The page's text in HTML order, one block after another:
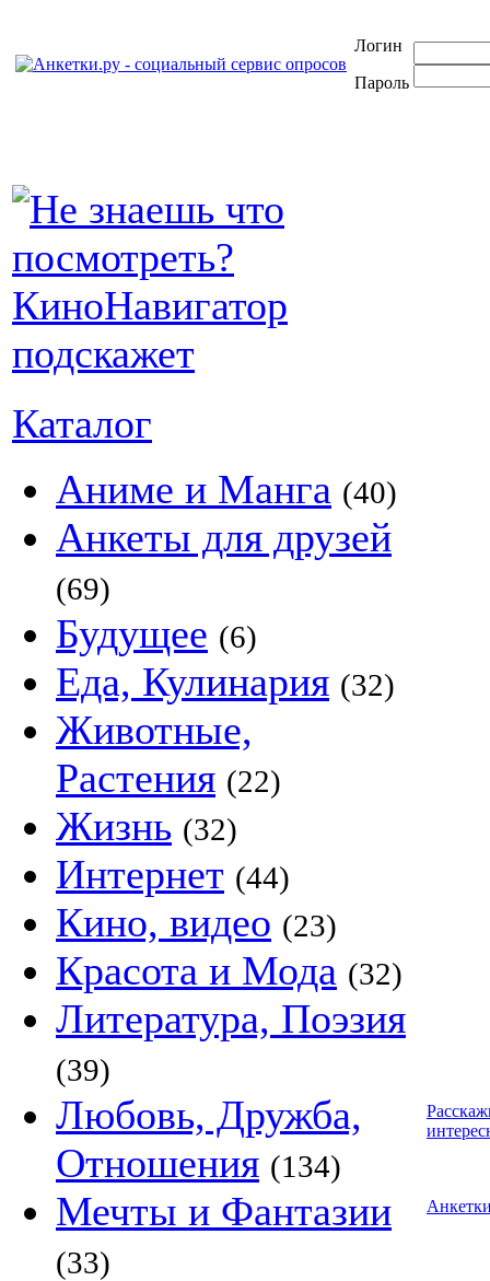
Логин
Пароль
Каталог
Аниме и Манга (40)
Анкеты для друзей
(69)
Будущее (6)
Еда, Кулинария (32)
Животные,
Растения (22)
Жизнь (32)
Интернет (44)
Кино, видео (23)
Красота и Мода (32)
Литература, Поэзия
(39)
Любовь, Дружба,
Отношения (134)
Мечты и Фантазии
(33)